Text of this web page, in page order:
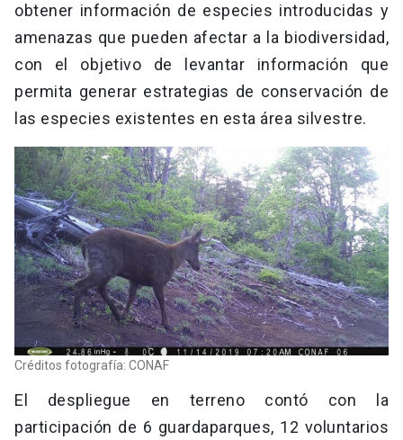
obtener información de especies introducidas y
amenazas que pueden afectar a la biodiversidad,
con el objetivo de levantar información que
permita generar estrategias de conservación de
las especies existentes en esta área silvestre.
Créditos fotografía: CONAF
El despliegue en terreno contó con la
participación de 6 guardaparques, 12 voluntarios